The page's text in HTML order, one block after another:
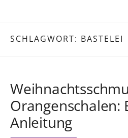
SCHLAGWORT: BASTELEI
Orangenschalen:
Anleitung